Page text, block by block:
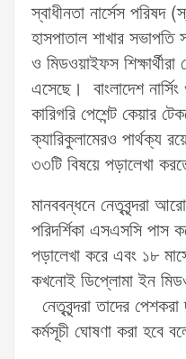
স্বাধীনতা নার্সেস পরিষদ
হাসপাতাল শাখার
ও মিডওয়াইফস
এসেছে। বাংলাদেশ
কারিগরি পেশেন্ট কেয়ার
ক্যারিকুলামেরও পার্থক্য
৩৩টি বিষয়ে পড়ালেখা
মানববন্ধনে নেতৃবৃন্দরা
পরিদর্শিকা এসএসসি পাস
পড়ালেখা করে এবং ১৮
কখনোই ডিপ্লোমা ইন
নেতৃবৃন্দরা তাদের
কর্মসূচী ঘোষণা করা হবে